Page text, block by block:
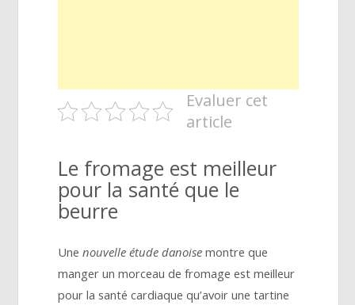
Evaluer cet
article
Le fromage est meilleur
pour la santé que le
beurre
Une nouvelle étude danoise montre que
manger un morceau de fromage est meilleur
pour la santé cardiaque qu’avoir une tartine